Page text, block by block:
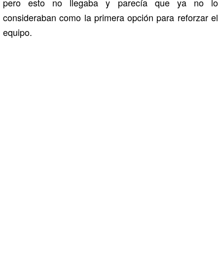
consideraban como la primera opción para reforzar el
equipo.